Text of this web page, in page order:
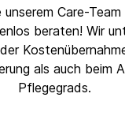
unserem Care-
beraten! Wir
als auch beim
Pflegegrads.